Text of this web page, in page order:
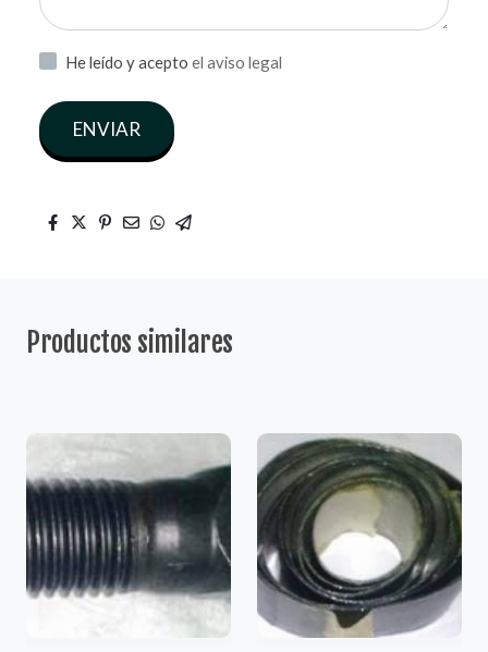
He leído y acepto el aviso legal
ENVIAR
Productos similares